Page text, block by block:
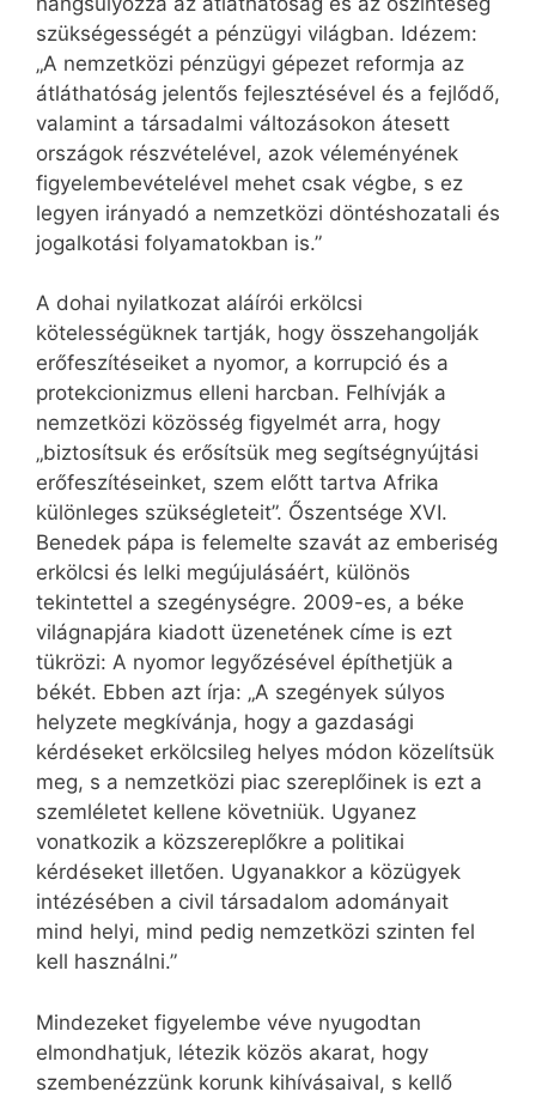
szükségességét a pénzügyi világban. Idézem:
„A nemzetközi pénzügyi gépezet reformja az
átláthatóság jelentős fejlesztésével és a fejlődő,
valamint a társadalmi változásokon átesett
országok részvételével, azok véleményének
figyelembevételével mehet csak végbe, s ez
legyen irányadó a nemzetközi döntéshozatali és
jogalkotási folyamatokban is.”
A dohai nyilatkozat aláírói erkölcsi
kötelességüknek tartják, hogy összehangolják
erőfeszítéseiket a nyomor, a korrupció és a
protekcionizmus elleni harcban. Felhívják a
nemzetközi közösség figyelmét arra, hogy
„biztosítsuk és erősítsük meg segítségnyújtási
erőfeszítéseinket, szem előtt tartva Afrika
különleges szükségleteit”. Őszentsége XVI.
Benedek pápa is felemelte szavát az emberiség
erkölcsi és lelki megújulásáért, különös
tekintettel a szegénységre. 2009-es, a béke
világnapjára kiadott üzenetének címe is ezt
tükrözi: A nyomor legyőzésével építhetjük a
békét. Ebben azt írja: „A szegények súlyos
helyzete megkívánja, hogy a gazdasági
kérdéseket erkölcsileg helyes módon közelítsük
meg, s a nemzetközi piac szereplőinek is ezt a
szemléletet kellene követniük. Ugyanez
vonatkozik a közszereplőkre a politikai
kérdéseket illetően. Ugyanakkor a közügyek
intézésében a civil társadalom adományait
mind helyi, mind pedig nemzetközi szinten fel
kell használni.”
Mindezeket figyelembe véve nyugodtan
elmondhatjuk, létezik közös akarat, hogy
szembenézzünk korunk kihívásaival, s kellő